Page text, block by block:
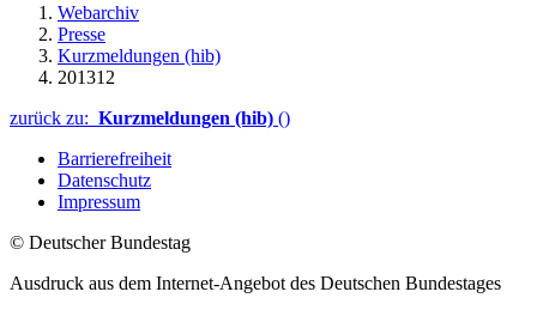
Webarchiv
Presse
Kurzmeldungen (hib)
201312
zurück zu: Kurzmeldungen (hib) ()
Barrierefreiheit
Datenschutz
Impressum
© Deutscher Bundestag
Ausdruck aus dem Internet-Angebot des Deutschen Bundestages